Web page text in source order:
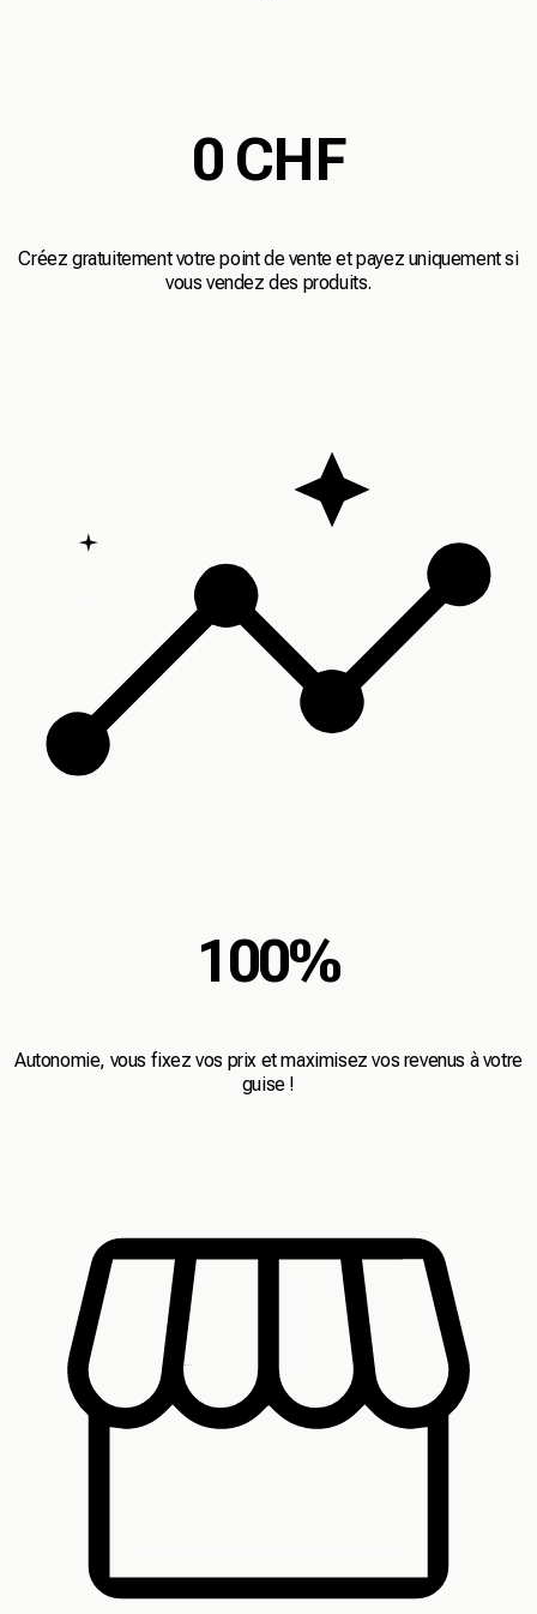
0 CHF
Créez gratuitement votre point de vente et payez uniquement si
vous vendez des produits.
100%
Autonomie, vous fixez vos prix et maximisez vos revenus à votre
guise !